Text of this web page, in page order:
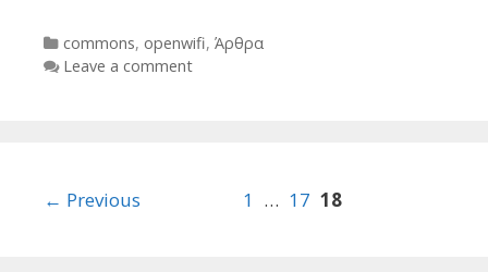
Categories
commons, openwifi, Άρθρα
Leave a comment
Post
← Previous 1 … 17 18